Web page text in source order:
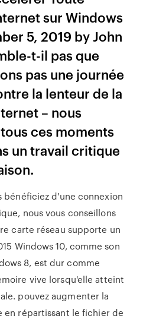
sur Windows
5, 2019 by John
t-il pas que
pas une journée
la lenteur de la
– nous
ces moments
un travail critique
bénéficiez d'une connexion
nous vous conseillons
carte réseau supporte un
Windows 10, comme son
8, est dur comme
vive lorsqu'elle atteint
pouvez augmenter la
en répartissant le fichier de